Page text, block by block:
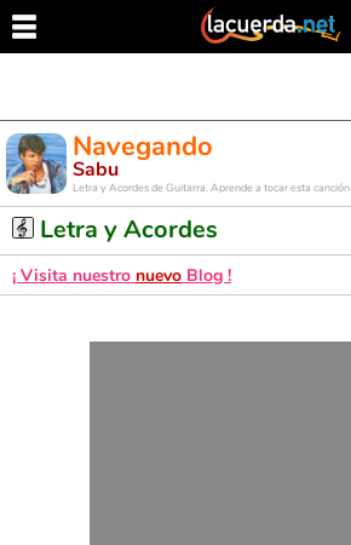
Navegando
Sabu
Letra y Acordes de Guitarra. Aprende a tocar esta canción
Letra y Acordes
¡ Visita nuestro nuevo Blog !